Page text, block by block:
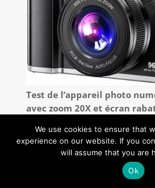
Test de l’appareil photo
avec zoom 20X et écran
We use cookies to ensure that
experience on our website. If you
will assume that you are
Ok